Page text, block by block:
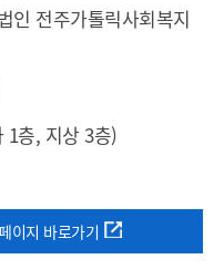
인 전주가톨릭사회복지
1층, 지상 3층)
이지 바로가기